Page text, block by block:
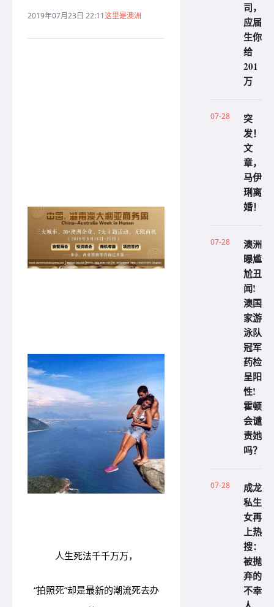
2019年07月23日 22:11这里是澳洲
人生死法千千万万，
“拍照死”却是最新的潮流死去办
司，
应届
生你
给
201
万
07-28
突
发！
文
章，
马伊
琍离
婚！
07-28
澳洲
曝尴
尬丑
闻!
澳国
家游
泳队
冠军
药检
呈阳
性!
霍顿
会谴
责她
吗？
07-28
成龙
私生
女再
上热
搜：
被抛
弃的
不幸